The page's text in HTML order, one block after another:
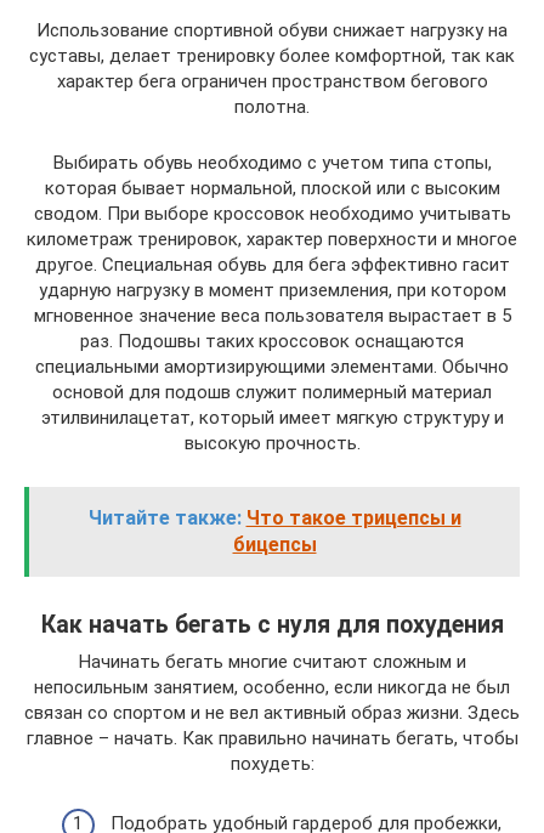
Использование спортивной обуви снижает нагрузку на
суставы, делает тренировку более комфортной, так как
характер бега ограничен пространством бегового
полотна.
Выбирать обувь необходимо с учетом типа стопы,
которая бывает нормальной, плоской или с высоким
сводом. При выборе кроссовок необходимо учитывать
километраж тренировок, характер поверхности и многое
другое. Специальная обувь для бега эффективно гасит
ударную нагрузку в момент приземления, при котором
мгновенное значение веса пользователя вырастает в 5
раз. Подошвы таких кроссовок оснащаются
специальными амортизирующими элементами. Обычно
основой для подошв служит полимерный материал
этилвинилацетат, который имеет мягкую структуру и
высокую прочность.
Читайте также: Что такое трицепсы и
бицепсы
Как начать бегать с нуля для похудения
Начинать бегать многие считают сложным и
непосильным занятием, особенно, если никогда не был
связан со спортом и не вел активный образ жизни. Здесь
главное – начать. Как правильно начинать бегать, чтобы
похудеть:
Подобрать удобный гардероб для пробежки,